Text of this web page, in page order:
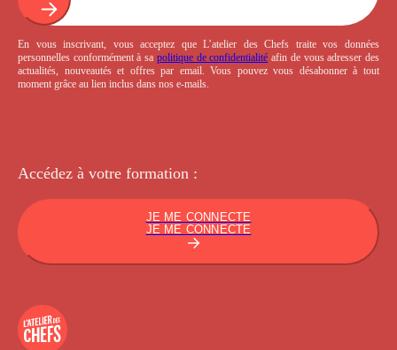
En vous inscrivant, vous acceptez que L’atelier des Chefs traite vos données
personnelles conformément à sa politique de confidentialité afin de vous adresser des
actualités, nouveautés et offres par email. Vous pouvez vous désabonner à tout
moment grâce au lien inclus dans nos e-mails.
Accédez à votre formation :
JE ME CONNECTE
JE ME CONNECTE